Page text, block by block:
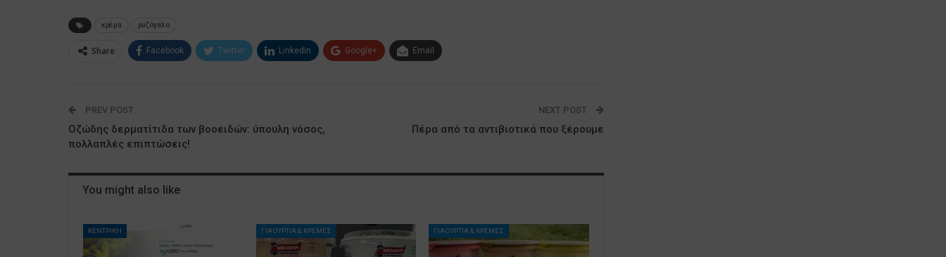
κρέμα ρυζόγαλο
Share Facebook Twitter Linkedin Google+ Email
PREV POST
Οζώδης δερματίτιδα των βοοειδών: ύπουλη νόσος,
πολλαπλές επιπτώσεις!
NEXT POST
Πέρα από τα αντιβιοτικά που ξέρουμε
You might also like
ΚΕΝΤΡΙΚΗ ΓΙΑΟΥΡΤΙΑ & ΚΡΕΜΕΣ ΓΙΑΟΥΡΤΙΑ & ΚΡΕΜΕΣ